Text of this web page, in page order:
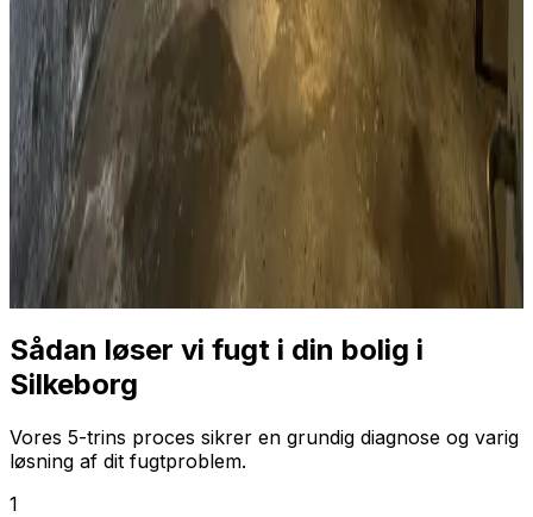
Sådan løser vi fugt i din bolig i
Silkeborg
Vores 5-trins proces sikrer en grundig diagnose og varig
løsning af dit fugtproblem.
1